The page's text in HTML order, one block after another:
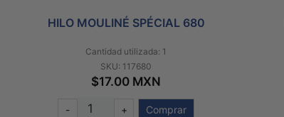
HILO MOULINÉ SPÉCIAL 680
Cantidad utilizada: 1
SKU: 117680
$17.00 MXN
- + Comprar